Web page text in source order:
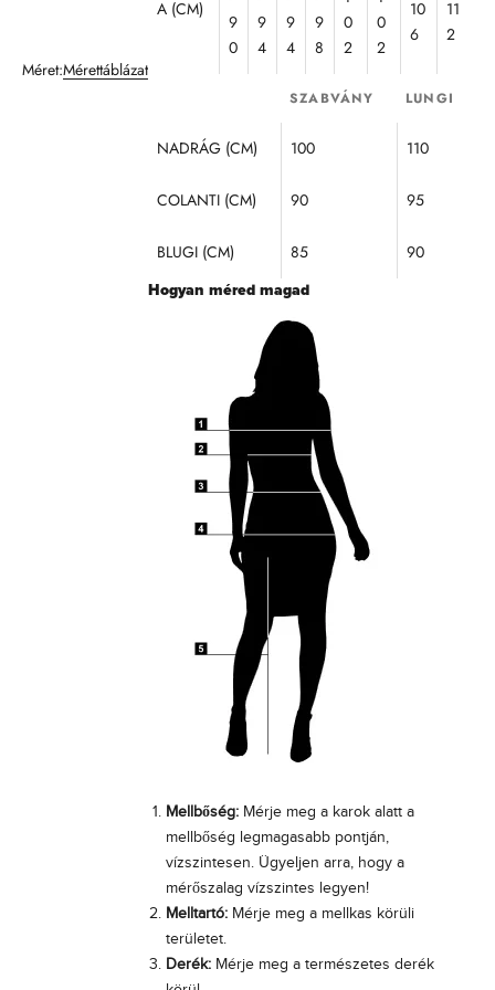
Méret:Mérettáblázat
A (CM)
9
0
9
4
9
4
9
8
0
2
0
2
10
6
11
2
SZABVÁNY LUNGI
NADRÁG (CM) 100 110
COLANTI (CM) 90 95
BLUGI (CM) 85 90
Hogyan méred magad
Mellbőség: Mérje meg a karok alatt a
mellbőség legmagasabb pontján,
vízszintesen. Ügyeljen arra, hogy a
mérőszalag vízszintes legyen!
Melltartó: Mérje meg a mellkas körüli
területet.
Derék: Mérje meg a természetes derék